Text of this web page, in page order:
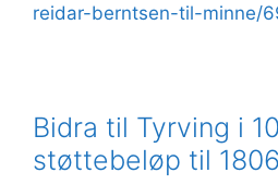
reidar-berntsen-til-minne/
Bidra til Tyrving i
støttebeløp til